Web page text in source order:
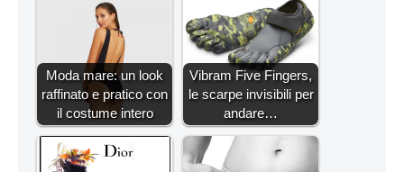
Moda mare: un look
raffinato e pratico con
il costume intero
Vibram Five Fingers,
le scarpe invisibili per
andare…